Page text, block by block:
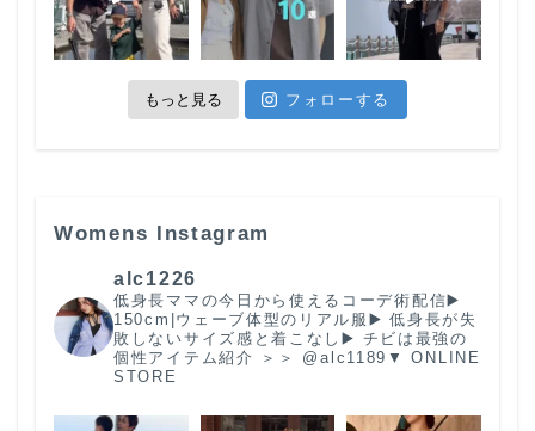
もっと見る フォローする
Womens Instagram
alc1226
低身長ママの今日から使えるコーデ術配信▶️
150cm|ウェーブ体型のリアル服 ▶️ 低身長が失
敗しないサイズ感と着こなし ▶️ チビは最強の
個性 アイテム紹介 ＞＞ @alc1189 ▼ ONLINE
STORE